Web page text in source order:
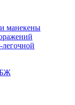
манекены